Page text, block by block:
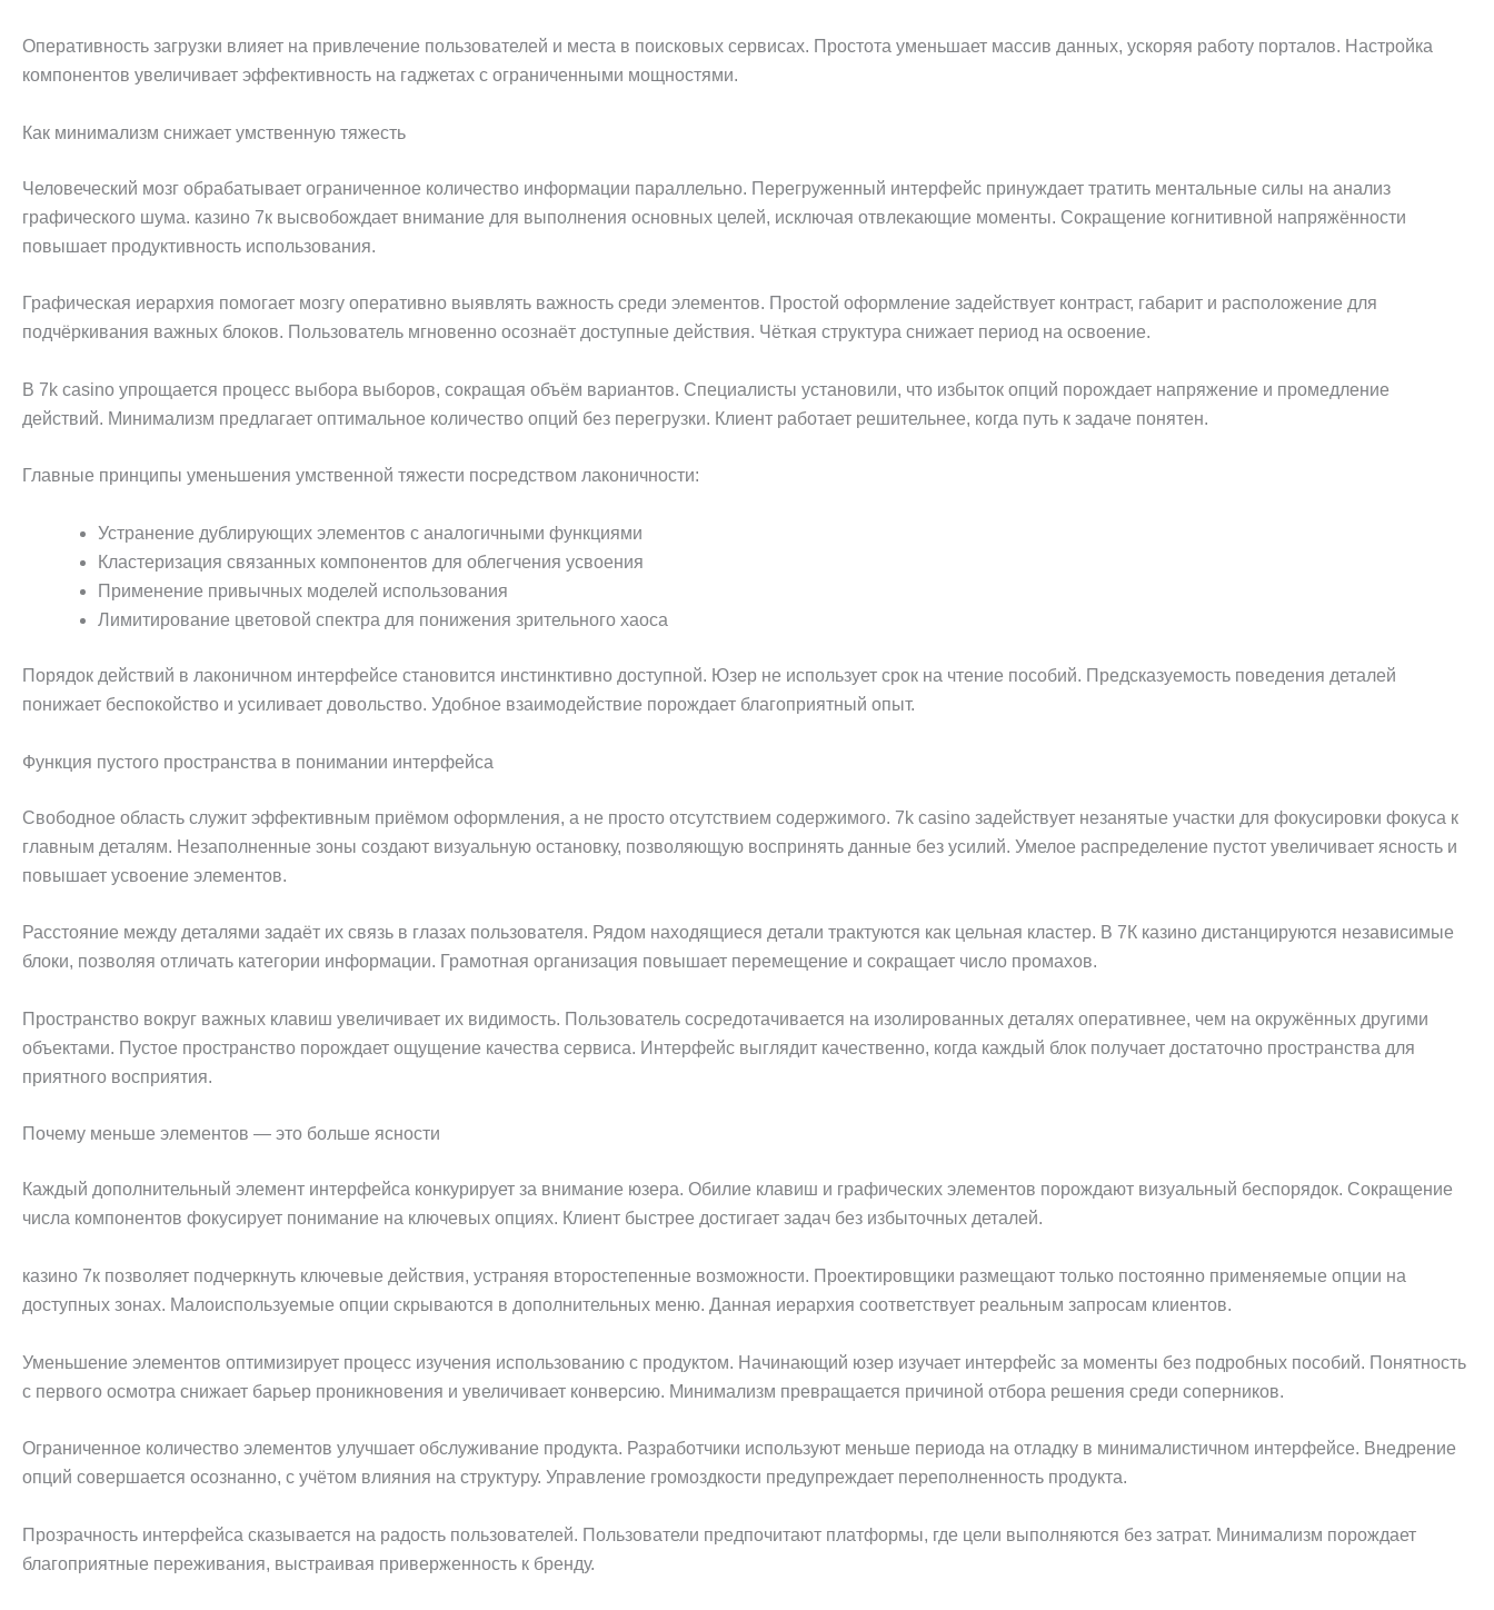
Оперативность загрузки влияет на привлечение пользователей и места в поисковых сервисах. Простота уменьшает массив данных, ускоряя работу порталов. Настройка
компонентов увеличивает эффективность на гаджетах с ограниченными мощностями.
Как минимализм снижает умственную тяжесть
Человеческий мозг обрабатывает ограниченное количество информации параллельно. Перегруженный интерфейс принуждает тратить ментальные силы на анализ
графического шума. казино 7к высвобождает внимание для выполнения основных целей, исключая отвлекающие моменты. Сокращение когнитивной напряжённости
повышает продуктивность использования.
Графическая иерархия помогает мозгу оперативно выявлять важность среди элементов. Простой оформление задействует контраст, габарит и расположение для
подчёркивания важных блоков. Пользователь мгновенно осознаёт доступные действия. Чёткая структура снижает период на освоение.
В 7k casino упрощается процесс выбора выборов, сокращая объём вариантов. Специалисты установили, что избыток опций порождает напряжение и промедление
действий. Минимализм предлагает оптимальное количество опций без перегрузки. Клиент работает решительнее, когда путь к задаче понятен.
Главные принципы уменьшения умственной тяжести посредством лаконичности:
Устранение дублирующих элементов с аналогичными функциями
Кластеризация связанных компонентов для облегчения усвоения
Применение привычных моделей использования
Лимитирование цветовой спектра для понижения зрительного хаоса
Порядок действий в лаконичном интерфейсе становится инстинктивно доступной. Юзер не использует срок на чтение пособий. Предсказуемость поведения деталей
понижает беспокойство и усиливает довольство. Удобное взаимодействие порождает благоприятный опыт.
Функция пустого пространства в понимании интерфейса
Свободное область служит эффективным приёмом оформления, а не просто отсутствием содержимого. 7k casino задействует незанятые участки для фокусировки фокуса к
главным деталям. Незаполненные зоны создают визуальную остановку, позволяющую воспринять данные без усилий. Умелое распределение пустот увеличивает ясность и
повышает усвоение элементов.
Расстояние между деталями задаёт их связь в глазах пользователя. Рядом находящиеся детали трактуются как цельная кластер. В 7К казино дистанцируются независимые
блоки, позволяя отличать категории информации. Грамотная организация повышает перемещение и сокращает число промахов.
Пространство вокруг важных клавиш увеличивает их видимость. Пользователь сосредотачивается на изолированных деталях оперативнее, чем на окружённых другими
объектами. Пустое пространство порождает ощущение качества сервиса. Интерфейс выглядит качественно, когда каждый блок получает достаточно пространства для
приятного восприятия.
Почему меньше элементов — это больше ясности
Каждый дополнительный элемент интерфейса конкурирует за внимание юзера. Обилие клавиш и графических элементов порождают визуальный беспорядок. Сокращение
числа компонентов фокусирует понимание на ключевых опциях. Клиент быстрее достигает задач без избыточных деталей.
казино 7к позволяет подчеркнуть ключевые действия, устраняя второстепенные возможности. Проектировщики размещают только постоянно применяемые опции на
доступных зонах. Малоиспользуемые опции скрываются в дополнительных меню. Данная иерархия соответствует реальным запросам клиентов.
Уменьшение элементов оптимизирует процесс изучения использованию с продуктом. Начинающий юзер изучает интерфейс за моменты без подробных пособий. Понятность
с первого осмотра снижает барьер проникновения и увеличивает конверсию. Минимализм превращается причиной отбора решения среди соперников.
Ограниченное количество элементов улучшает обслуживание продукта. Разработчики используют меньше периода на отладку в минималистичном интерфейсе. Внедрение
опций совершается осознанно, с учётом влияния на структуру. Управление громоздкости предупреждает переполненность продукта.
Прозрачность интерфейса сказывается на радость пользователей. Пользователи предпочитают платформы, где цели выполняются без затрат. Минимализм порождает
благоприятные переживания, выстраивая приверженность к бренду.